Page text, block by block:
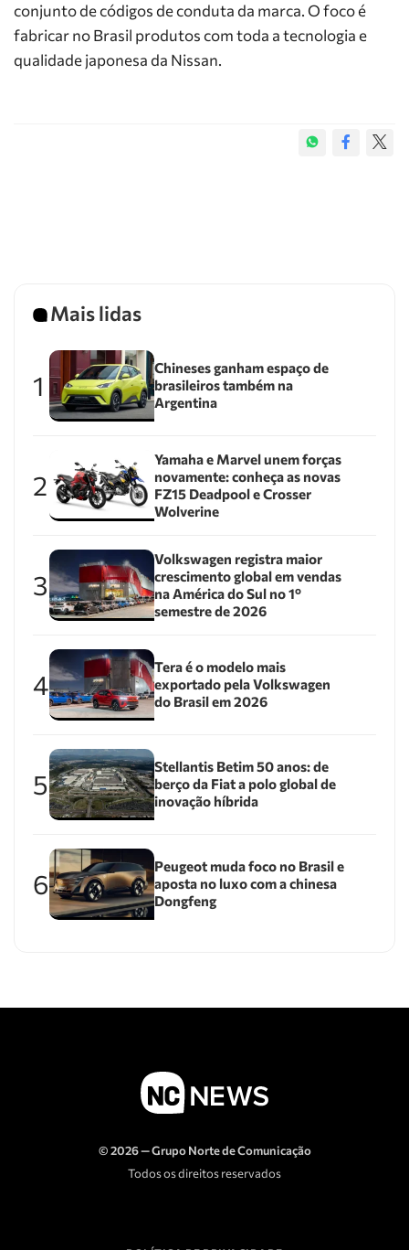
conjunto de códigos de conduta da marca. O foco é
fabricar no Brasil produtos com toda a tecnologia e
qualidade japonesa da Nissan.
Mais lidas
1
Chineses ganham espaço de
brasileiros também na
Argentina
2
Yamaha e Marvel unem forças
novamente: conheça as novas
FZ15 Deadpool e Crosser
Wolverine
3
Volkswagen registra maior
crescimento global em vendas
na América do Sul no 1º
semestre de 2026
4
Tera é o modelo mais
exportado pela Volkswagen
do Brasil em 2026
5
Stellantis Betim 50 anos: de
berço da Fiat a polo global de
inovação híbrida
6
Peugeot muda foco no Brasil e
aposta no luxo com a chinesa
Dongfeng
© 2026 — Grupo Norte de Comunicação
Todos os direitos reservados